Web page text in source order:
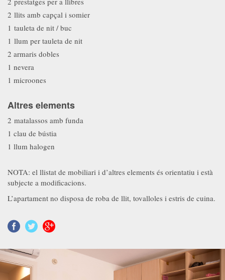
2 llits amb capçal i somier
1 tauleta de nit / buc
1 llum per tauleta de nit
2 armaris dobles
1 nevera
1 microones
Altres elements
2 matalassos amb funda
1 clau de bústia
1 llum halogen
NOTA: el llistat de mobiliari i d’altres elements és orientatiu i està
subjecte a modificacions.
L’apartament no disposa de roba de llit, tovalloles i estris de cuina.